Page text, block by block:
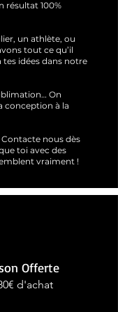
résultat 100%
un athlète, ou
tout ce qu’il
idées dans notre
On
conception à la
Contacte nous dès
toi avec des
vraiment !
Offerte
d'achat